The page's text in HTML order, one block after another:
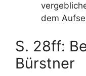
dem
S. 28ff:
Bürstner